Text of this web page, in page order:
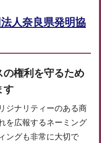
人奈良県発明協
権利を守るため
す
ジナリティーのある商
を広報するネーミング
ングも非常に大切で